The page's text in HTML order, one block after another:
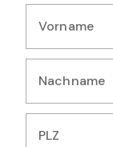
Vorname
Geben Sie
Nachname
Geben Sie
PLZ